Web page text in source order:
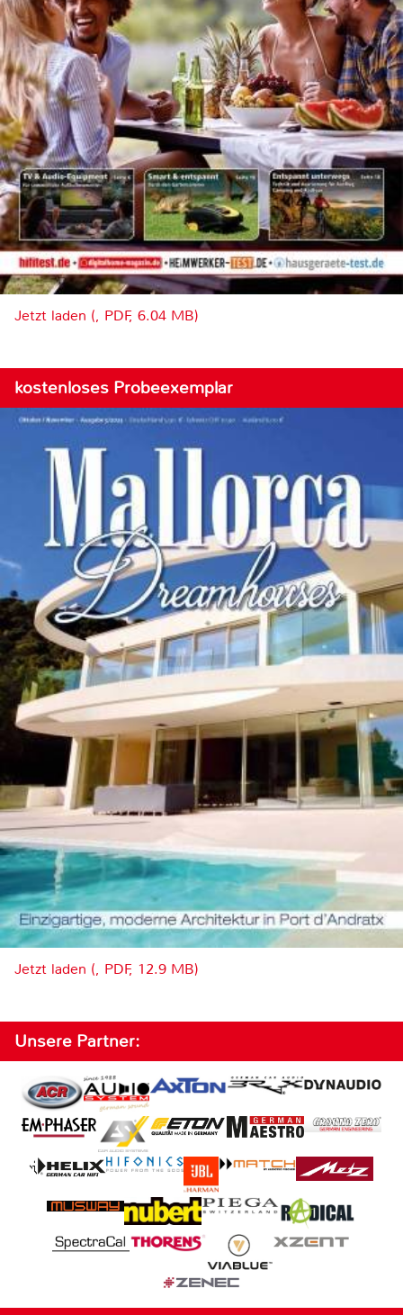
Jetzt laden (, PDF, 6.04 MB)
kostenloses Probeexemplar
Jetzt laden (, PDF, 12.9 MB)
Unsere Partner: